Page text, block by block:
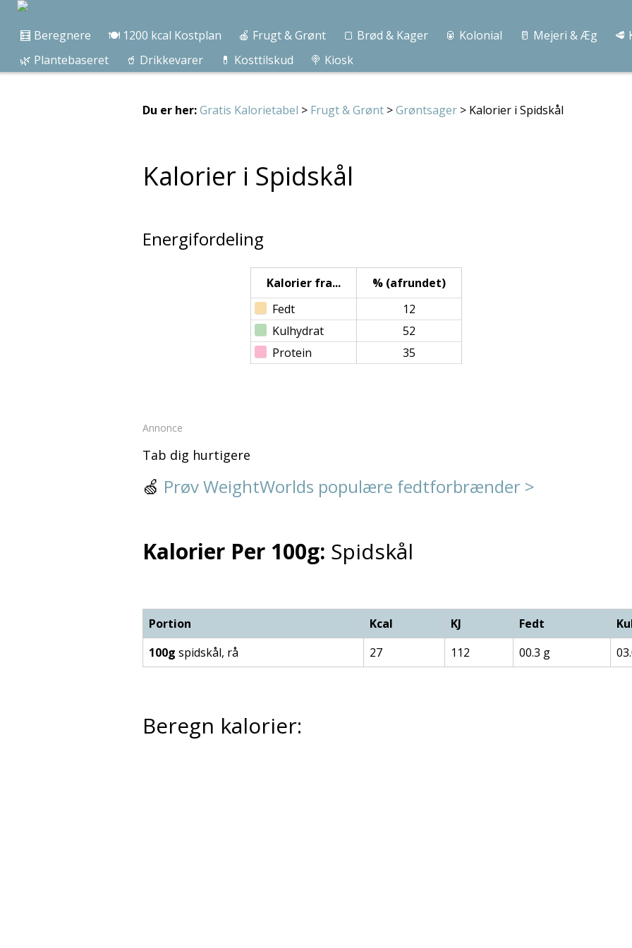
🧮 Beregnere 🍽️ 1200 kcal Kostplan 🍎 Frugt & Grønt 🍞 Brød & Kager 🥫 Kolonial 🥛 Mejeri & Æg 🥩
🌿 Plantebaseret
🥤 Drikkevarer 💊 Kosttilskud 🍭 Kiosk
Du er her:Gratis Kalorietabel > Frugt & Grønt >Grøntsager > Kalorier i Spidskål
Kalorier i Spidskål
Energifordeling
Kalorier fra...
% (afrundet)
Fedt
12
Kulhydrat
52
Protein
35
Annonce
Tab dig hurtigere
🍏 Prøv WeightWorlds populære fedtforbrænder >
Kalorier Per 100g: Spidskål
Portion Kcal KJ Fedt
100g spidskål, rå 27 112 00.3 g
Beregn kalorier: